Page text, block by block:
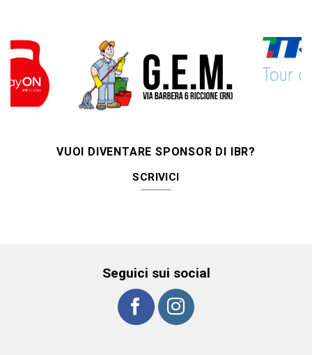
VUOI DIVENTARE SPONSOR DI IBR?
SCRIVICI
Seguici sui social